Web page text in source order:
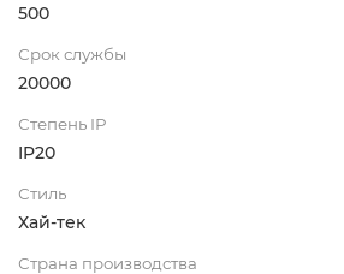
500
Срок службы
20000
Степень IP
IP20
Стиль
Хай-тек
Страна производства